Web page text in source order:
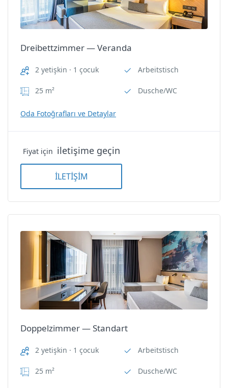
Oda Özellikleri
Dusche/WC
Elektrischer Wasserkocher
Elektronische Kasse
Haartrockner
Klimaanlage
Minibar
Wi-Fi
Dreibettzimmer — Veranda
2 yetişkin · 1 çocuk
25 m²
Arbeitstisch
Dusche/WC
Oda Fotoğrafları ve Detaylar
Dreibettzimmer — Veranda
Nİ Hotel Lara
Oda Özellikleri
Dusche/WC
Elektrischer Wasserkocher
Fiyat için iletişime geçin
İLETİŞİM
Doppelzimmer — Standart
2 yetişkin · 1 çocuk
25 m²
Arbeitstisch
Dusche/WC